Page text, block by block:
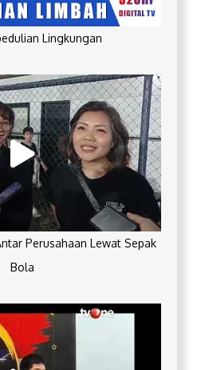
Lingkungan
Perusahaan Lewat Sepak
Bola